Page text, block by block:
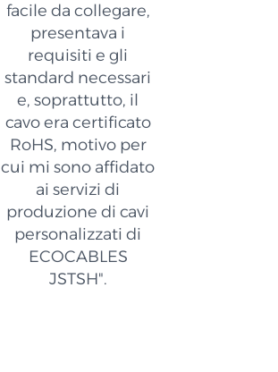
facile da collegare,
presentava i
requisiti e gli
standard necessari
e, soprattutto, il
cavo era certificato
RoHS, motivo per
cui mi sono affidato
ai servizi di
produzione di cavi
personalizzati di
ECOCABLES
JSTSH".